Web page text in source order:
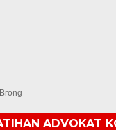
ADVOKAT